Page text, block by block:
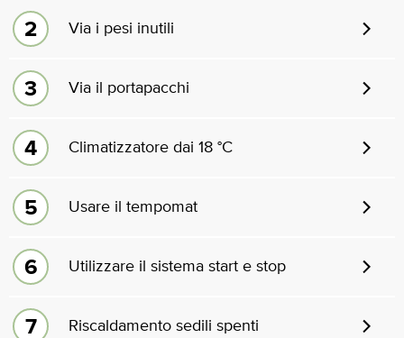
Via i pesi inutili
Via il portapacchi
Climatizzatore dai 18 °C
Usare il tempomat
Utilizzare il sistema start e stop
Riscaldamento sedili spenti